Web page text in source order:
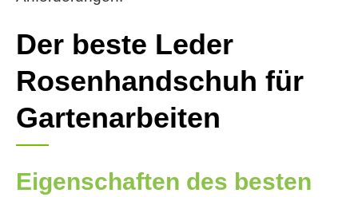
Der beste Leder
Rosenhandschuh für
Gartenarbeiten
Eigenschaften des besten